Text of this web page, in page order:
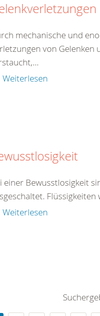
mechanische und
von Gelenken
Weiterlesen
einer Bewusstlosigkeit
Weiterlesen